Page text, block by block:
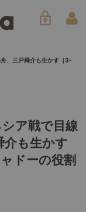
、三戸舜介も生かす［3-
ア戦で目線
介も生かす
ドーの役割